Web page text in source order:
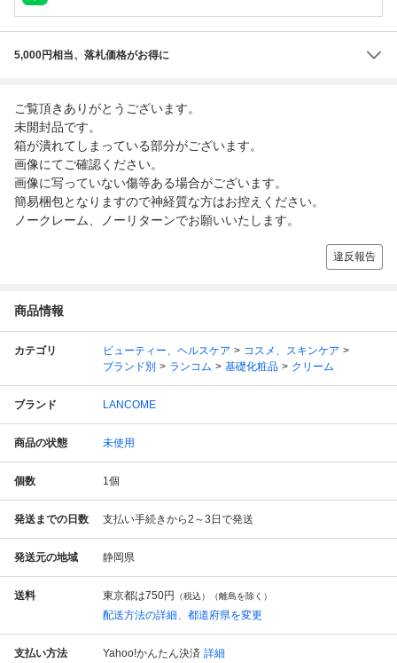
5,000円相当、落札価格がお得に
ご覧頂きありがとうございます。
未開封品です。
箱が潰れてしまっている部分がございます。
画像にてご確認ください。
画像に写っていない傷等ある場合がございます。
簡易梱包となりますので神経質な方はお控えください。
ノークレーム、ノーリターンでお願いいたします。
違反報告
商品情報
カテゴリ ビューティー、ヘルスケア
コスメ、スキンケア
ブランド別
ランコム 基礎化粧品 クリーム
ブランド LANCOME
商品の状態 未使用
個数 1個
発送までの日数 支払い手続きから2～3日で発送
発送元の地域 静岡県
送料 東京都は750円 （税込）（離島を除く）
配送方法の詳細、都道府県を変更
支払い方法 Yahoo!かんたん決済 詳細